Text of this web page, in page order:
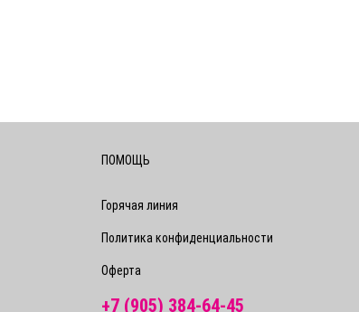
ПОМОЩЬ
Горячая линия
Политика конфиденциальности
Оферта
+7 (905) 384-64-45